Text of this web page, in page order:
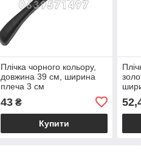
Плічка чорного кольору,
довжина 39 см, ширина
плеча 3 см
43₴
Купити